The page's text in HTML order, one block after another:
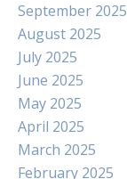
September 2025
August 2025
July 2025
June 2025
May 2025
April 2025
March 2025
February 2025